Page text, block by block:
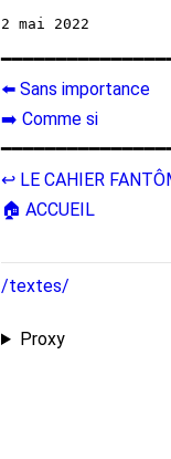
⬅️ Sans importance
➡️ Comme si
↩️ LE CAHIER
🏠 ACCUEIL
/textes/
Proxy